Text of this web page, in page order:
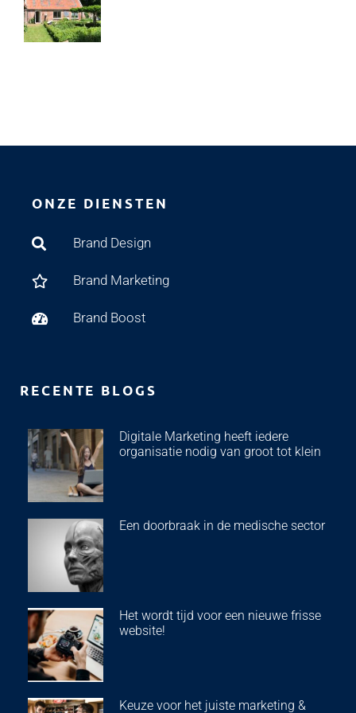
ONZE DIENSTEN
Brand Design
Brand Marketing
Brand Boost
RECENTE BLOGS
Digitale Marketing heeft iedere
organisatie nodig van groot tot klein
Een doorbraak in de medische sector
Het wordt tijd voor een nieuwe frisse
website!
Keuze voor het juiste marketing &